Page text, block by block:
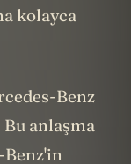
Apollo,
kolayca
Benz
anlaşma